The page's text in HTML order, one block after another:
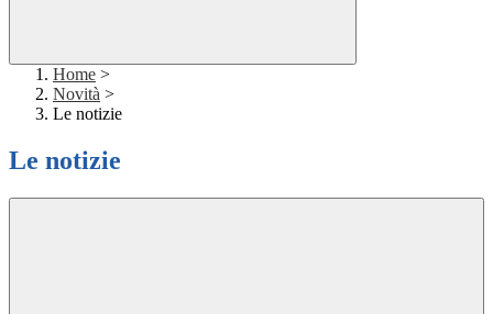
Home >
Novità >
Le notizie
Le notizie